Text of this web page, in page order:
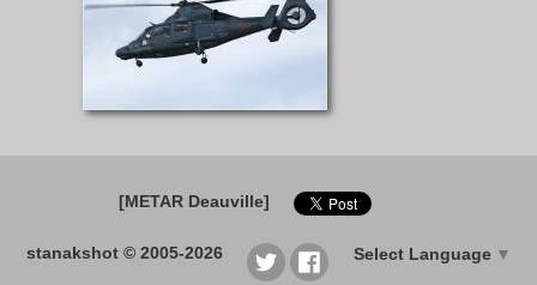
[METAR Deauville]
stanakshot © 2005-2026 Select Language ▼